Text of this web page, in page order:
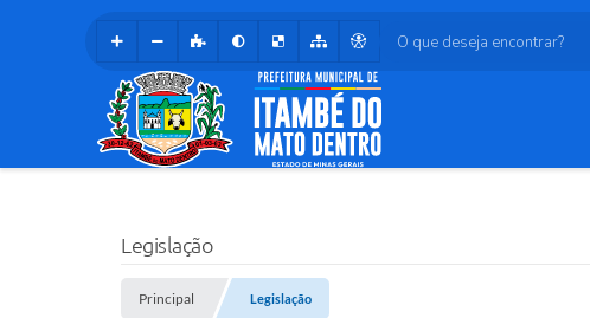
O que deseja encontrar?
Legislação
Principal Legislação